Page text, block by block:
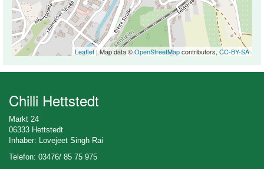
Leaflet| Map data ©OpenStreetMapcontributors, CC-BY-SA
Chilli Hettstedt
Markt 24
06333 Hettstedt
Inhaber: Lovejeet Singh Rai
Telefon: 03476/ 85 75 975